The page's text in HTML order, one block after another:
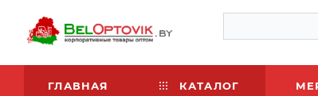
ГЛАВНАЯ КАТАЛОГ